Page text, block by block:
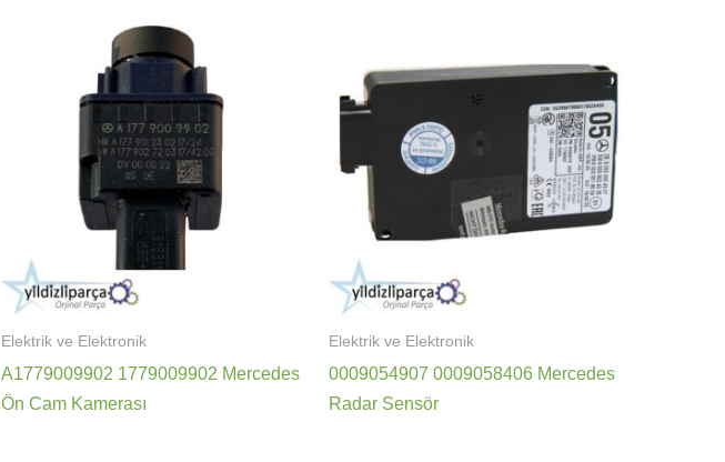
Elektrik ve Elektronik
A1779009902 1779009902 Mercedes
Ön Cam Kamerası
Elektrik ve Elektronik
0009054907 0009058406 Mercedes
Radar Sensör